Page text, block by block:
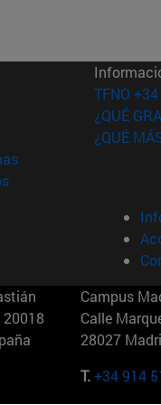
ventana)
ventana)
en nueva ventana)
(abre en nueva
(abre en nueva ventana)
TFNO
¿QUÉ
¿QUÉ
20018
Campus
Calle
28027
T.+34 914